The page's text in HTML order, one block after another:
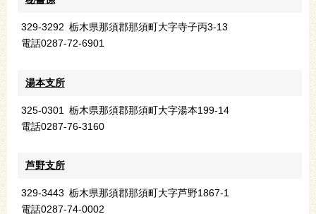
329-3292 栃木県那須郡那須町大字寺子丙3-13
電話0287-72-6901
湯本支所
325-0301
栃木県那須郡那須町大字湯本199-14
電話0287-76-3160
芦野支所
329-3443 栃木県那須郡那須町大字芦野1867-1
電話0287-74-0002